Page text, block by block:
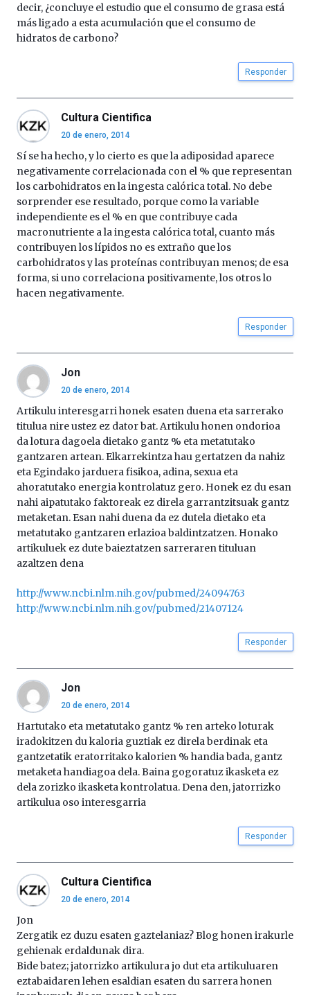
decir, ¿concluye el estudio que el consumo de grasa está
más ligado a esta acumulación que el consumo de
hidratos de carbono?
Responder
Cultura Cientifica
20 de enero, 2014
Sí se ha hecho, y lo cierto es que la adiposidad aparece
negativamente correlacionada con el % que representan
los carbohidratos en la ingesta calórica total. No debe
sorprender ese resultado, porque como la variable
independiente es el % en que contribuye cada
macronutriente a la ingesta calórica total, cuanto más
contribuyen los lípidos no es extraño que los
carbohidratos y las proteínas contribuyan menos; de esa
forma, si uno correlaciona positivamente, los otros lo
hacen negativamente.
Responder
Jon
20 de enero, 2014
Artikulu interesgarri honek esaten duena eta sarrerako
titulua nire ustez ez dator bat. Artikulu honen ondorioa
da lotura dagoela dietako gantz % eta metatutako
gantzaren artean. Elkarrekintza hau gertatzen da nahiz
eta Egindako jarduera fisikoa, adina, sexua eta
ahoratutako energia kontrolatuz gero. Honek ez du esan
nahi aipatutako faktoreak ez direla garrantzitsuak gantz
metaketan. Esan nahi duena da ez dutela dietako eta
metatutako gantzaren erlazioa baldintzatzen. Honako
artikuluek ez dute baieztatzen sarreraren tituluan
azaltzen dena
http://www.ncbi.nlm.nih.gov/pubmed/24094763
http://www.ncbi.nlm.nih.gov/pubmed/21407124
Responder
Jon
20 de enero, 2014
Hartutako eta metatutako gantz % ren arteko loturak
iradokitzen du kaloria guztiak ez direla berdinak eta
gantzetatik eratorritako kalorien % handia bada, gantz
metaketa handiagoa dela. Baina gogoratuz ikasketa ez
dela zorizko ikasketa kontrolatua. Dena den, jatorrizko
artikulua oso interesgarria
Responder
Cultura Cientifica
20 de enero, 2014
Jon
Zergatik ez duzu esaten gaztelaniaz? Blog honen irakurle
gehienak erdaldunak dira.
Bide batez; jatorrizko artikulura jo dut eta artikuluaren
eztabaidaren lehen esaldian esaten du sarrera honen